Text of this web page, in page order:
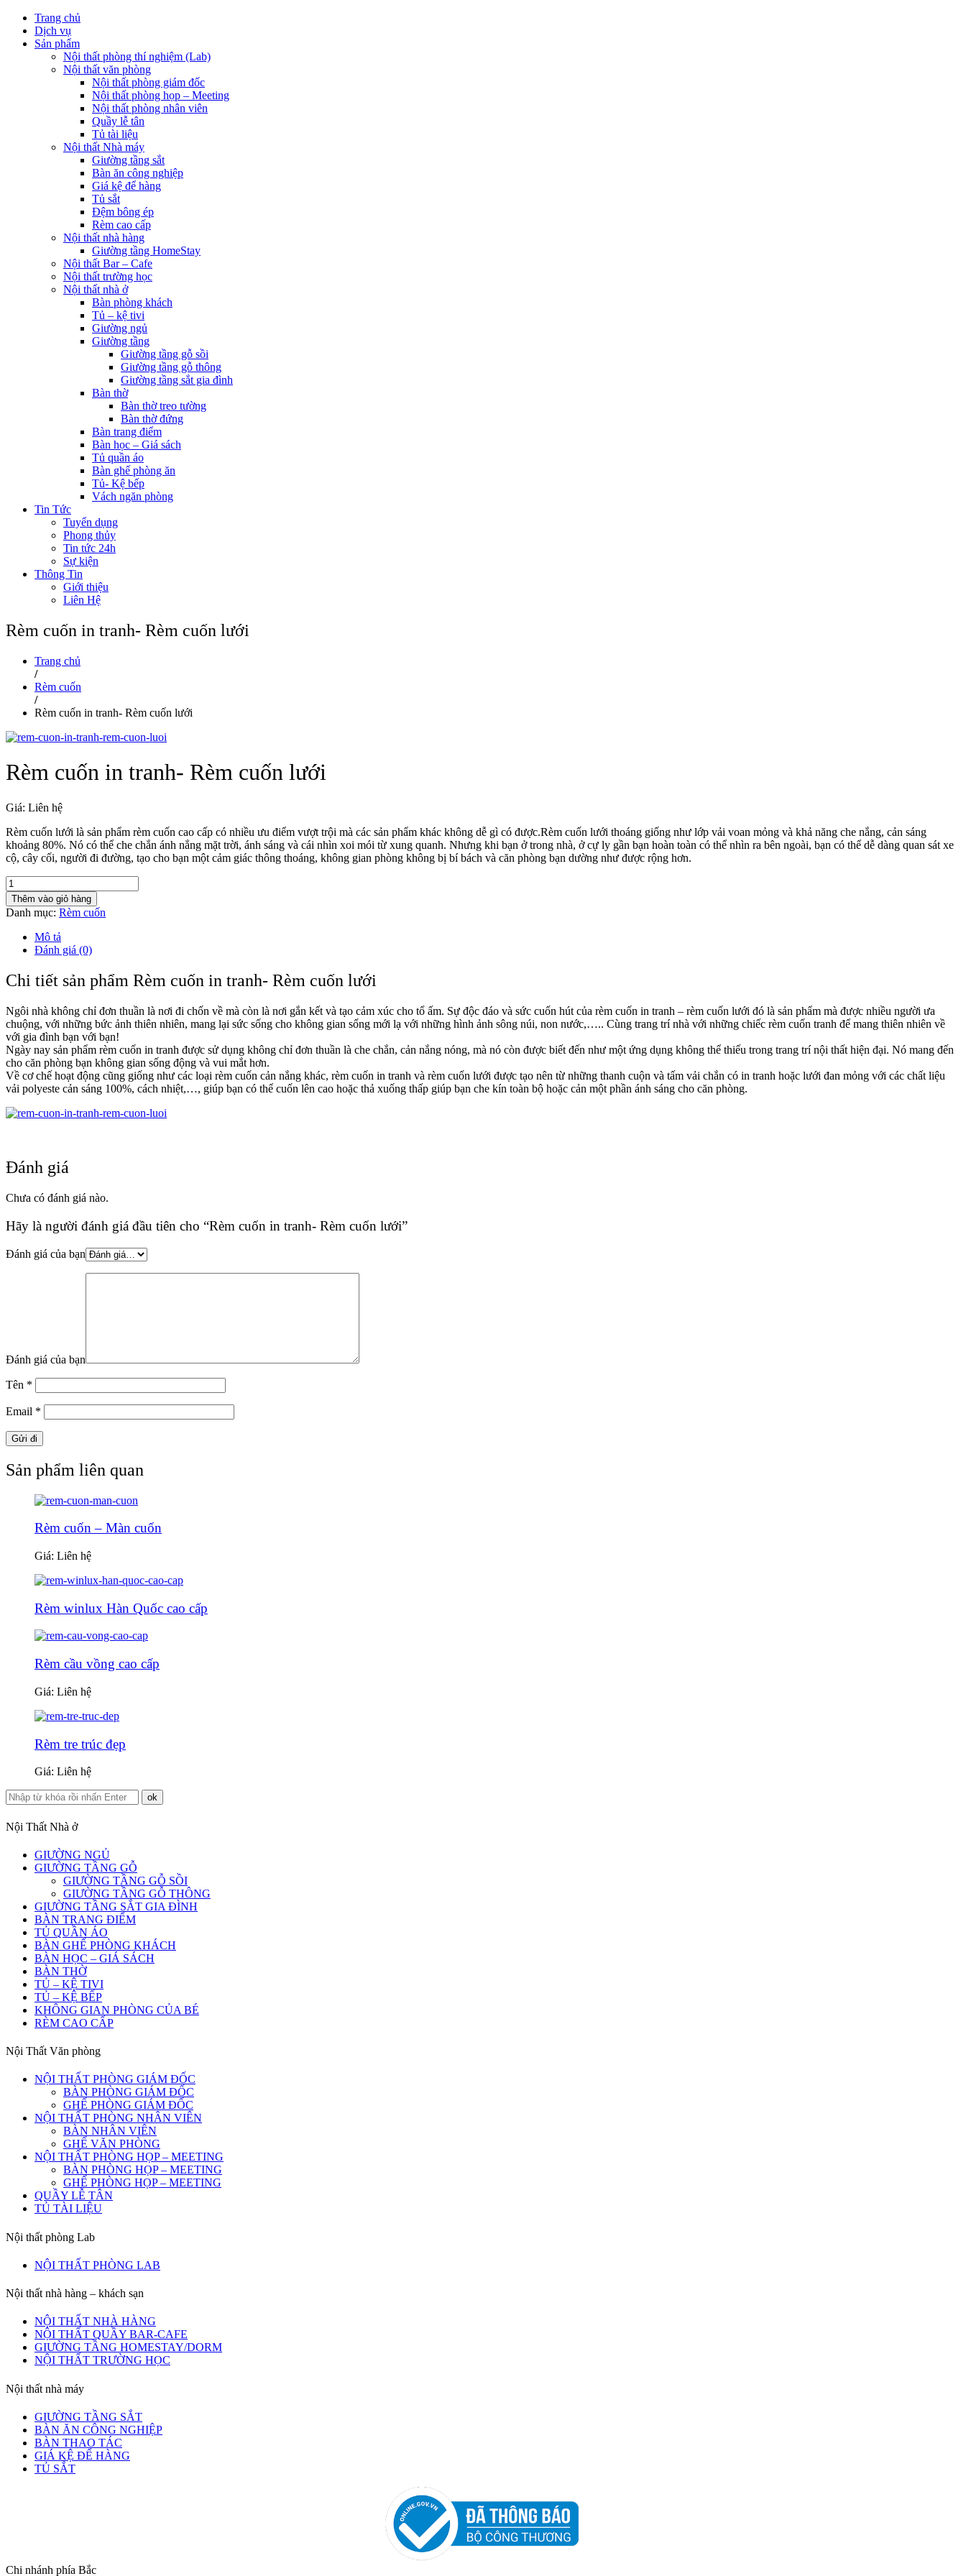
Trang chủ
Dịch vụ
Sản phẩm
Nội thất phòng thí nghiệm (Lab)
Nội thất văn phòng
Nội thất phòng giám đốc
Nội thất phòng họp – Meeting
Nội thất phòng nhân viên
Quầy lễ tân
Tủ tài liệu
Nội thất Nhà máy
Giường tầng sắt
Bàn ăn công nghiệp
Giá kệ để hàng
Tủ sắt
Đệm bông ép
Rèm cao cấp
Nội thất nhà hàng
Giường tầng HomeStay
Nội thất Bar – Cafe
Nội thất trường học
Nội thất nhà ở
Bàn phòng khách
Tủ – kệ tivi
Giường ngủ
Giường tầng
Giường tầng gỗ sồi
Giường tầng gỗ thông
Giường tầng sắt gia đình
Bàn thờ
Bàn thờ treo tường
Bàn thờ đứng
Bàn trang điểm
Bàn học – Giá sách
Tủ quần áo
Bàn ghế phòng ăn
Tủ- Kệ bếp
Vách ngăn phòng
Tin Tức
Tuyển dụng
Phong thủy
Tin tức 24h
Sự kiện
Thông Tin
Giới thiệu
Liên Hệ
Rèm cuốn in tranh- Rèm cuốn lưới
Trang chủ
/
Rèm cuốn
/
Rèm cuốn in tranh- Rèm cuốn lưới
Rèm cuốn in tranh- Rèm cuốn lưới
Giá: Liên hệ
Rèm cuốn lưới là sản phẩm rèm cuốn cao cấp có nhiều ưu điểm vượt trội mà các sản phẩm khác không dễ gì có được.Rèm cuốn lưới thoáng giống như lớp vải voan mỏng và khả năng che nắng, cản sáng
khoảng 80%. Nó có thể che chắn ánh nắng mặt trời, ánh sáng và cái nhìn xoi mói từ xung quanh. Nhưng khi bạn ở trong nhà, ở cự ly gần bạn hoàn toàn có thể nhìn ra bên ngoài, bạn có thể dễ dàng quan sát xe
cộ, cây cối, người đi đường, tạo cho bạn một cảm giác thông thoáng, không gian phòng không bị bí bách và căn phòng bạn dường như được rộng hơn.
Thêm vào giỏ hàng
Danh mục: Rèm cuốn
Mô tả
Đánh giá (0)
Chi tiết sản phẩm Rèm cuốn in tranh- Rèm cuốn lưới
Ngôi nhà không chỉ đơn thuần là nơi đi chốn về mà còn là nơi gắn kết và tạo cảm xúc cho tổ ấm. Sự độc đáo và sức cuốn hút của rèm cuốn in tranh – rèm cuốn lưới đó là sản phẩm mà được nhiều người ưa
chuộng, với những bức ảnh thiên nhiên, mang lại sức sống cho không gian sống mới lạ với những hình ảnh sông núi, non nước,….. Cùng trang trí nhà với những chiếc rèm cuốn tranh để mang thiên nhiên về
với gia đình bạn với bạn!
Ngày nay sản phẩm rèm cuốn in tranh được sử dụng không chỉ đơn thuần là che chắn, cản nắng nóng, mà nó còn được biết đến như một ứng dụng không thể thiếu trong trang trí nội thất hiện đại. Nó mang đến
cho căn phòng bạn không gian sống động và vui mắt hơn.
Về cơ chế hoạt động cũng giống như các loại rèm cuốn cản nắng khác, rèm cuốn in tranh và rèm cuốn lưới được tạo nên từ những thanh cuộn và tấm vải chắn có in tranh hoặc lưới đan mỏng với các chất liệu
vải polyeste cản sáng 100%, cách nhiệt,…, giúp bạn có thể cuốn lên cao hoặc thả xuống thấp giúp bạn che kín toàn bộ hoặc cản một phần ánh sáng cho căn phòng.
Đánh giá
Chưa có đánh giá nào.
Hãy là người đánh giá đầu tiên cho “Rèm cuốn in tranh- Rèm cuốn lưới”
Đánh giá của bạn
Đánh giá của bạn
Tên *
Email *
Sản phẩm liên quan
Rèm cuốn – Màn cuốn
Giá: Liên hệ
Rèm winlux Hàn Quốc cao cấp
Rèm cầu vồng cao cấp
Giá: Liên hệ
Rèm tre trúc đẹp
Giá: Liên hệ
Nội Thất Nhà ở
GIƯỜNG NGỦ
GIƯỜNG TẦNG GỖ
GIƯỜNG TẦNG GỖ SỒI
GIƯỜNG TẦNG GỖ THÔNG
GIƯỜNG TẦNG SẮT GIA ĐÌNH
BÀN TRANG ĐIỂM
TỦ QUẦN ÁO
BÀN GHẾ PHÒNG KHÁCH
BÀN HỌC – GIÁ SÁCH
BÀN THỜ
TỦ – KỆ TIVI
TỦ – KỆ BẾP
KHÔNG GIAN PHÒNG CỦA BÉ
RÈM CAO CẤP
Nội Thất Văn phòng
NỘI THẤT PHÒNG GIÁM ĐỐC
BÀN PHÒNG GIÁM ĐỐC
GHẾ PHÒNG GIÁM ĐỐC
NỘI THẤT PHÒNG NHÂN VIÊN
BÀN NHÂN VIÊN
GHẾ VĂN PHÒNG
NỘI THẤT PHÒNG HỌP – MEETING
BÀN PHÒNG HỌP – MEETING
GHẾ PHÒNG HỌP – MEETING
QUẦY LỄ TÂN
TỦ TÀI LIỆU
Nội thất phòng Lab
NỘI THẤT PHÒNG LAB
Nội thất nhà hàng – khách sạn
NỘI THẤT NHÀ HÀNG
NỘI THẤT QUẦY BAR-CAFE
GIƯỜNG TẦNG HOMESTAY/DORM
NỘI THẤT TRƯỜNG HỌC
Nội thất nhà máy
GIƯỜNG TẦNG SẮT
BÀN ĂN CÔNG NGHIỆP
BÀN THAO TÁC
GIÁ KỆ ĐỂ HÀNG
TỦ SẮT
Chi nhánh phía Bắc